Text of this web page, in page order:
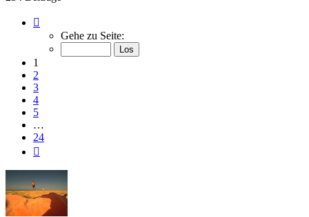
von
Gehe zu Seite:
1
2
3
4
5
…
24